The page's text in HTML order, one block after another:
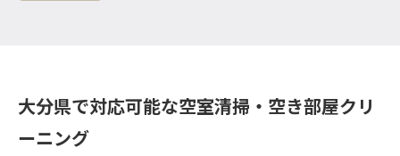
大分県で対応可能な空室清掃・空き部屋クリ
ーニング